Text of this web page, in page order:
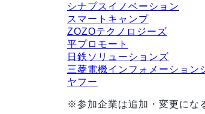
シナプスイノベーション
スマートキャンプ
ZOZOテクノロジーズ
平プロモート
日鉄ソリューションズ
三菱電機インフォメーション
ヤフー
※参加企業は追加・変更にな